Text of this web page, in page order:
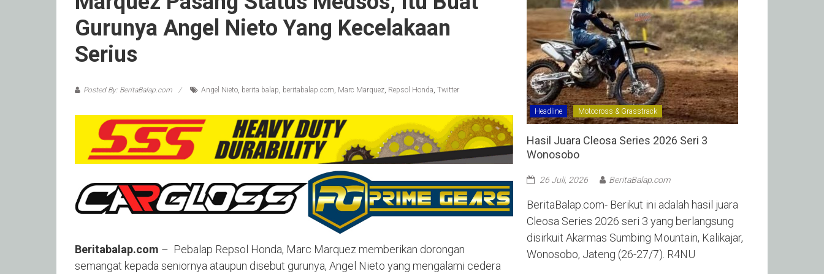
Gurunya Angel Nieto Yang Kecelakaan
Serius
Posted By: BeritaBalap.com Angel Nieto, berita balap, beritabalap.com, Marc Marquez, Repsol Honda, Twitter
Beritabalap.com – Pebalap Repsol Honda, Marc Marquez memberikan dorongan
semangat kepada seniornya ataupun disebut gurunya, Angel Nieto yang mengalami cedera
Headline Motocross & Grasstrack
Hasil Juara Cleosa Series 2026 Seri 3
Wonosobo ‎
26 Juli, 2026 BeritaBalap.com
BeritaBalap.com- Berikut ini adalah hasil juara
Cleosa Series 2026 seri 3 yang berlangsung
disirkuit Akarmas Sumbing Mountain, Kalikajar,
Wonosobo, Jateng (26-27/7). R4NU